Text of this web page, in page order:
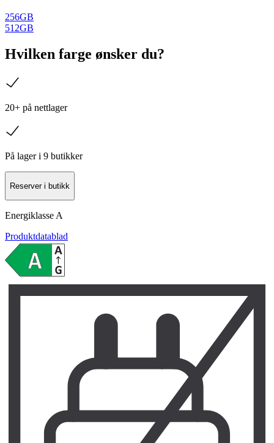
256GB
512GB
Hvilken farge ønsker du?
20+ på nettlager
På lager i 9 butikker
Reserver i butikk
EnergiklasseA
Produktdatablad